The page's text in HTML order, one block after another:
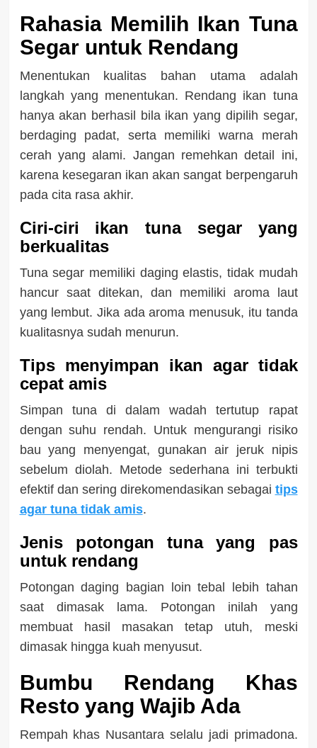
Rahasia Memilih Ikan Tuna
Segar untuk Rendang
Menentukan kualitas bahan utama adalah
langkah yang menentukan. Rendang ikan tuna
hanya akan berhasil bila ikan yang dipilih segar,
berdaging padat, serta memiliki warna merah
cerah yang alami. Jangan remehkan detail ini,
karena kesegaran ikan akan sangat berpengaruh
pada cita rasa akhir.
Ciri-ciri ikan tuna segar yang
berkualitas
Tuna segar memiliki daging elastis, tidak mudah
hancur saat ditekan, dan memiliki aroma laut
yang lembut. Jika ada aroma menusuk, itu tanda
kualitasnya sudah menurun.
Tips menyimpan ikan agar tidak
cepat amis
Simpan tuna di dalam wadah tertutup rapat
dengan suhu rendah. Untuk mengurangi risiko
bau yang menyengat, gunakan air jeruk nipis
sebelum diolah. Metode sederhana ini terbukti
efektif dan sering direkomendasikan sebagai tips
agar tuna tidak amis.
Jenis potongan tuna yang pas
untuk rendang
Potongan daging bagian loin tebal lebih tahan
saat dimasak lama. Potongan inilah yang
membuat hasil masakan tetap utuh, meski
dimasak hingga kuah menyusut.
Bumbu Rendang Khas
Resto yang Wajib Ada
Rempah khas Nusantara selalu jadi primadona.